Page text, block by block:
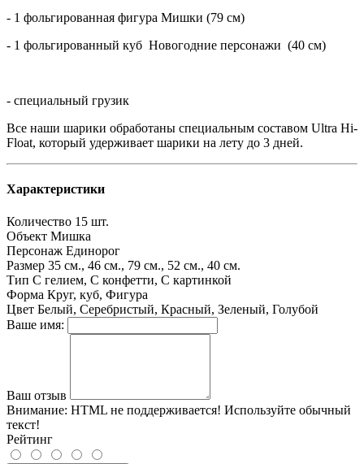
- 1 фольгированная фигура Мишки (79 см)
- 1 фольгированный куб Новогодние персонажи (40 см)
- специальный грузик
Все наши шарики обработаны специальным составом Ultra Hi-
Float, который удерживает шарики на лету до 3 дней.
Характеристики
Количество 15 шт.
Объект Мишка
Персонаж Единорог
Размер 35 см., 46 см., 79 см., 52 см., 40 см.
Тип С гелием, С конфетти, С картинкой
Форма Круг, куб, Фигура
Цвет Белый, Серебристый, Красный, Зеленый, Голубой
Ваше имя:
Ваш отзыв
Внимание: HTML не поддерживается! Используйте обычный
текст!
Рейтинг